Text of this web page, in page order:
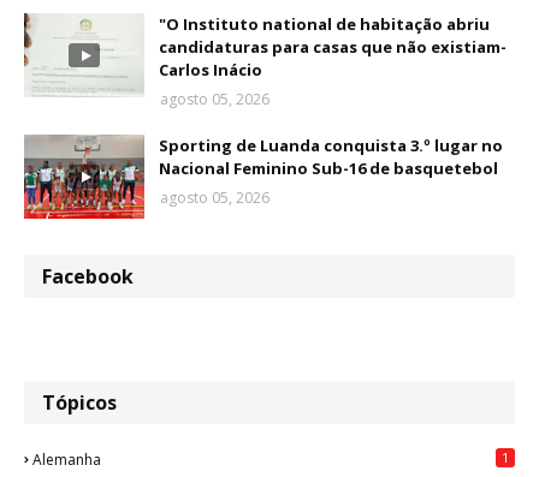
"O Instituto national de habitação abriu
candidaturas para casas que não existiam-
Carlos Inácio
agosto 05, 2026
Sporting de Luanda conquista 3.º lugar no
Nacional Feminino Sub-16 de basquetebol
agosto 05, 2026
Facebook
Tópicos
Alemanha 1